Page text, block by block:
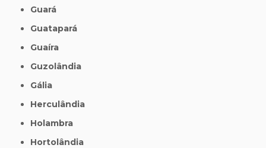
Guará
Guatapará
Guaíra
Guzolândia
Gália
Herculândia
Holambra
Hortolândia